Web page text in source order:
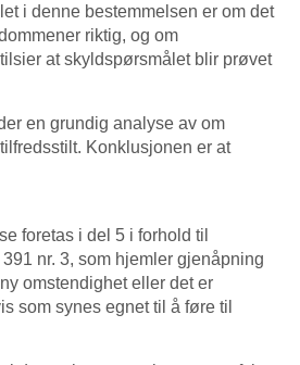
i denne bestemmelsen er om det
riktig, og om
at skyldspørsmålet blir prøvet
en grundig analyse av om
Konklusjonen er at
foretas i del 5 i forhold til
nr. 3, som hjemler gjenåpning
omstendighet eller det er
som synes egnet til å føre til